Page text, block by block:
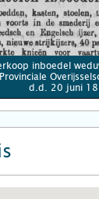
inboedel
d.d. 20 juni